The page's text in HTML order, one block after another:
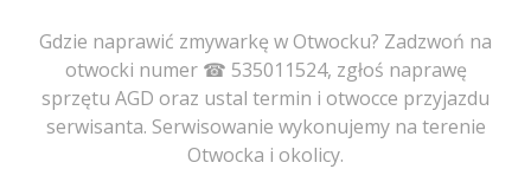
Gdzie naprawić zmywarkę w Otwocku? Zadzwoń na
otwocki numer ☎ 535011524, zgłoś naprawę
sprzętu AGD oraz ustal termin i otwocce przyjazdu
serwisanta. Serwisowanie wykonujemy na terenie
Otwocka i okolicy.